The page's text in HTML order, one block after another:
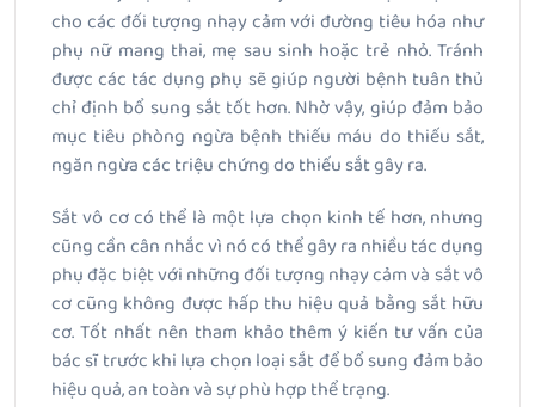
cho các đối tượng nhạy cảm với đường tiêu hóa như
phụ nữ mang thai, mẹ sau sinh hoặc trẻ nhỏ. Tránh
được các tác dụng phụ sẽ giúp người bệnh tuân thủ
chỉ định bổ sung sắt tốt hơn. Nhờ vậy, giúp đảm bảo
mục tiêu phòng ngừa bệnh thiếu máu do thiếu sắt,
ngăn ngừa các triệu chứng do thiếu sắt gây ra.
Sắt vô cơ có thể là một lựa chọn kinh tế hơn, nhưng
cũng cần cân nhắc vì nó có thể gây ra nhiều tác dụng
phụ đặc biệt với những đối tượng nhạy cảm và sắt vô
cơ cũng không được hấp thu hiệu quả bằng sắt hữu
cơ. Tốt nhất nên tham khảo thêm ý kiến tư vấn của
bác sĩ trước khi lựa chọn loại sắt để bổ sung đảm bảo
hiệu quả, an toàn và sự phù hợp thể trạng.